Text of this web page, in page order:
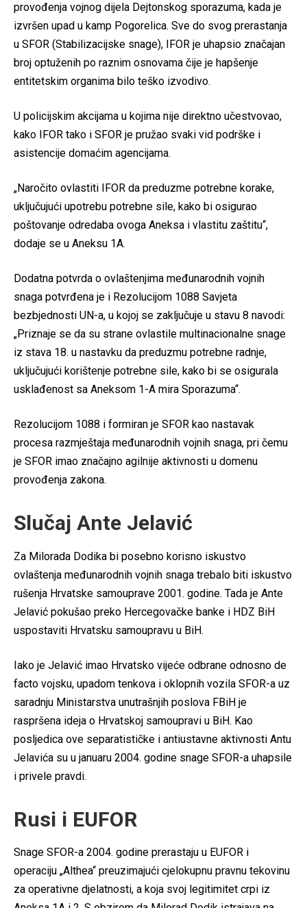
provođenja vojnog dijela Dejtonskog sporazuma, kada je
izvršen upad u kamp Pogorelica. Sve do svog prerastanja
u SFOR (Stabilizacijske snage), IFOR je uhapsio značajan
broj optuženih po raznim osnovama čije je hapšenje
entitetskim organima bilo teško izvodivo.
U policijskim akcijama u kojima nije direktno učestvovao,
kako IFOR tako i SFOR je pružao svaki vid podrške i
asistencije domaćim agencijama.
„Naročito ovlastiti IFOR da preduzme potrebne korake,
uključujući upotrebu potrebne sile, kako bi osigurao
poštovanje odredaba ovoga Aneksa i vlastitu zaštitu“,
dodaje se u Aneksu 1A.
Dodatna potvrda o ovlaštenjima međunarodnih vojnih
snaga potvrđena je i Rezolucijom 1088 Savjeta
bezbjednosti UN-a, u kojoj se zaključuje u stavu 8 navodi:
„Priznaje se da su strane ovlastile multinacionalne snage
iz stava 18. u nastavku da preduzmu potrebne radnje,
uključujući korištenje potrebne sile, kako bi se osigurala
usklađenost sa Aneksom 1-A mira Sporazuma“.
Rezolucijom 1088 i formiran je SFOR kao nastavak
procesa razmještaja međunarodnih vojnih snaga, pri čemu
je SFOR imao značajno agilnije aktivnosti u domenu
provođenja zakona.
Slučaj Ante Jelavić
Za Milorada Dodika bi posebno korisno iskustvo
ovlaštenja međunarodnih vojnih snaga trebalo biti iskustvo
rušenja Hrvatske samouprave 2001. godine. Tada je Ante
Jelavić pokušao preko Hercegovačke banke i HDZ BiH
uspostaviti Hrvatsku samoupravu u BiH.
Iako je Jelavić imao Hrvatsko vijeće odbrane odnosno de
facto vojsku, upadom tenkova i oklopnih vozila SFOR-a uz
saradnju Ministarstva unutrašnjih poslova FBiH je
raspršena ideja o Hrvatskoj samoupravi u BiH. Kao
posljedica ove separatističke i antiustavne aktivnosti Antu
Jelavića su u januaru 2004. godine snage SFOR-a uhapsile
i privele pravdi.
Rusi i EUFOR
Snage SFOR-a 2004. godine prerastaju u EUFOR i
operaciju „Althea“ preuzimajući cjelokupnu pravnu tekovinu
za operativne djelatnosti, a koja svoj legitimitet crpi iz